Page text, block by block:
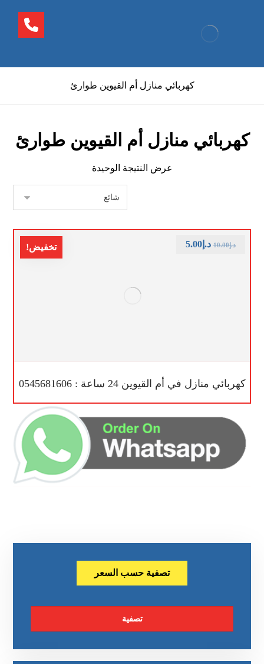
كهربائي منازل أم القيوين طوارئ
كهربائي منازل أم القيوين طوارئ
عرض النتيجة الوحيدة
تخفيض!
كهربائي منازل في أم القيوين 24 ساعة : 0545681606
د.إ10.00 د.إ5.00
تصفية حسب السعر
تصفية